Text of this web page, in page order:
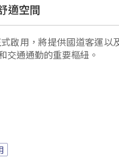
適空間
啟用，將提供國道客運以
交通通勤的重要樞紐。